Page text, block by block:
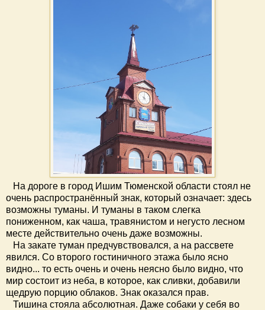
На дороге в город Ишим Тюменской области стоял не
очень распространённый знак, который означает: здесь
возможны туманы. И туманы в таком слегка
пониженном, как чаша, травянистом и негусто лесном
месте действительно очень даже возможны.
На закате туман предчувствовался, а на рассвете
явился. Со второго гостиничного этажа было ясно
видно... то есть очень и очень неясно было видно, что
мир состоит из неба, в которое, как сливки, добавили
щедрую порцию облаков. Знак оказался прав.
Тишина стояла абсолютная. Даже собаки у себя во